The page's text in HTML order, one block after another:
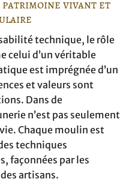
patrimoine vivant et
technique, le rôle
celui d’un véritable
est imprégnée d’un
et valeurs sont
Dans de
n’est pas seulement
Chaque moulin est
techniques
façonnées par les
artisans.